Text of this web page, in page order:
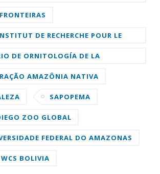
DE RECHERCHE POUR LE
DE ORNITOLOGÍA DE LA
AMAZÔNIA NATIVA
SAPOPEMA
ZOO GLOBAL
FEDERAL DO AMAZONAS
WCS BOLIVIA